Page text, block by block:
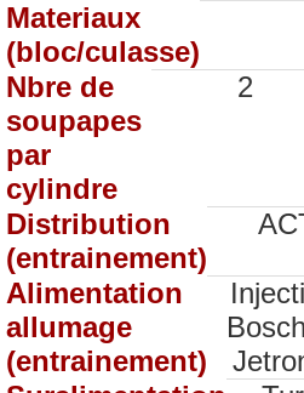
Materiaux
(bloc/culasse)
Nbre de
soupapes
par
cylindre
2
Distribution
(entrainement)
Alimentation
allumage
(entrainement)